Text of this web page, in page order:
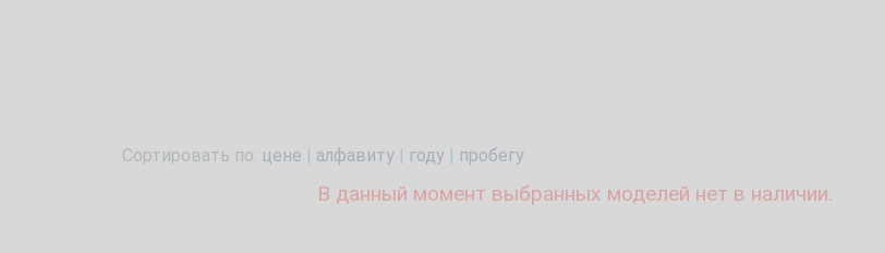
Сортировать по: цене | алфавиту | году | пробегу
В данный момент выбранных моделей нет в наличии.